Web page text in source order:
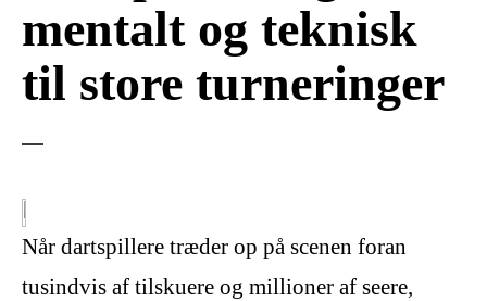
mentalt og teknisk
til store turneringer
Når dartspillere træder op på scenen foran
tusindvis af tilskuere og millioner af seere,